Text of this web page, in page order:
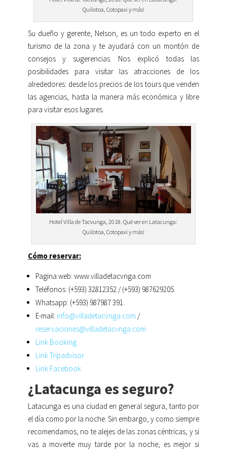
Quilotoa, Cotopaxi y más!
Su dueño y gerente, Nelson, es un todo experto en el
turismo de la zona y te ayudará con un montón de
consejos y sugerencias. Nos explicó todas las
posibilidades para visitar las atracciones de los
alrededores: desde los precios de los tours que venden
las agencias, hasta la manera más económica y libre
para visitar esos lugares.
Hotel Villa de Tacvunga, 2018. Qué ver en Latacunga:
Quilotoa, Cotopaxi y más!
Cómo reservar:
Pagina web: www.villadetacvnga.com
Teléfonos: (+593) 32812352 / (+593) 987629205.
Whatsapp: (+593) 987987 391.
E-mail: info@villadetacvnga.com /
reservaciones@villadetacvnga.com
Link Booking
Link Tripadvisor
Link Facebook
¿Latacunga es seguro?
Latacunga es una ciudad en general segura, tanto por
el día como por la noche. Sin embargo, y como siempre
recomendamos, no te alejes de las zonas céntricas, y si
vas a moverte muy tarde por la noche, es mejor si